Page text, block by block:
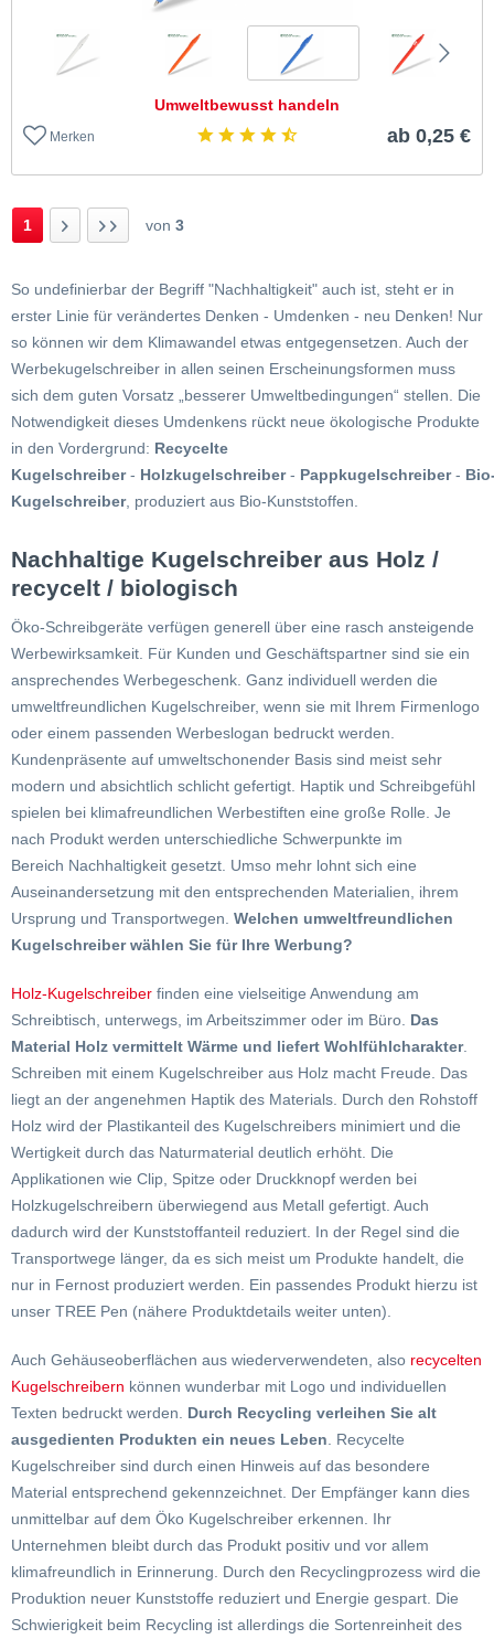
Umweltbewusst handeln
Merken ab 0,25 €
1 von 3
So undefinierbar der Begriff "Nachhaltigkeit" auch ist, steht er in
erster Linie für verändertes Denken - Umdenken - neu Denken! Nur
so können wir dem Klimawandel etwas entgegensetzen. Auch der
Werbekugelschreiber in allen seinen Erscheinungsformen muss
sich dem guten Vorsatz „besserer Umweltbedingungen“ stellen. Die
Notwendigkeit dieses Umdenkens rückt neue ökologische Produkte
in den Vordergrund: Recycelte
Kugelschreiber- Holzkugelschreiber- Pappkugelschreiber-
Kugelschreiber, produziert aus Bio-Kunststoffen.
Nachhaltige Kugelschreiber aus Holz /
recycelt / biologisch
Öko-Schreibgeräte verfügen generell über eine rasch ansteigende
Werbewirksamkeit. Für Kunden und Geschäftspartner sind sie ein
ansprechendes Werbegeschenk. Ganz individuell werden die
umweltfreundlichen Kugelschreiber, wenn sie mit Ihrem Firmenlogo
oder einem passenden Werbeslogan bedruckt werden.
Kundenpräsente auf umweltschonender Basis sind meist sehr
modern und absichtlich schlicht gefertigt. Haptik und Schreibgefühl
spielen bei klimafreundlichen Werbestiften eine große Rolle. Je
nach Produkt werden unterschiedliche Schwerpunkte im
Bereich Nachhaltigkeit gesetzt. Umso mehr lohnt sich eine
Auseinandersetzung mit den entsprechenden Materialien, ihrem
Ursprung und Transportwegen. Welchen umweltfreundlichen
Kugelschreiber wählen Sie für Ihre Werbung?
Holz-Kugelschreiber finden eine vielseitige Anwendung am
Schreibtisch, unterwegs, im Arbeitszimmer oder im Büro. Das
Material Holz vermittelt Wärme und liefert Wohlfühlcharakter.
Schreiben mit einem Kugelschreiber aus Holz macht Freude. Das
liegt an der angenehmen Haptik des Materials. Durch den Rohstoff
Holz wird der Plastikanteil des Kugelschreibers minimiert und die
Wertigkeit durch das Naturmaterial deutlich erhöht. Die
Applikationen wie Clip, Spitze oder Druckknopf werden bei
Holzkugelschreibern überwiegend aus Metall gefertigt. Auch
dadurch wird der Kunststoffanteil reduziert. In der Regel sind die
Transportwege länger, da es sich meist um Produkte handelt, die
nur in Fernost produziert werden. Ein passendes Produkt hierzu ist
unser TREE Pen (nähere Produktdetails weiter unten).
Auch Gehäuseoberflächen aus wiederverwendeten, also recycelten
Kugelschreibern können wunderbar mit Logo und individuellen
Texten bedruckt werden. Durch Recycling verleihen Sie alt
ausgedienten Produkten ein neues Leben . Recycelte
Kugelschreiber sind durch einen Hinweis auf das besondere
Material entsprechend gekennzeichnet. Der Empfänger kann dies
unmittelbar auf dem Öko Kugelschreiber erkennen. Ihr
Unternehmen bleibt durch das Produkt positiv und vor allem
klimafreundlich in Erinnerung. Durch den Recyclingprozess wird die
Produktion neuer Kunststoffe reduziert und Energie gespart. Die
Schwierigkeit beim Recycling ist allerdings die Sortenreinheit des